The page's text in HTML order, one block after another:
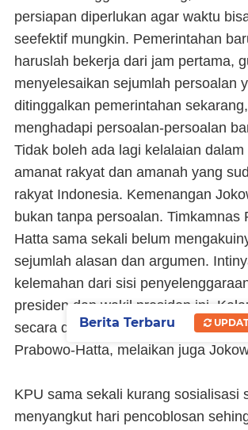
persiapan diperlukan agar waktu
seefektif mungkin. Pemerintahan
haruslah bekerja dari jam pertama,
menyelesaikan sejumlah persoalan
ditinggalkan pemerintahan
menghadapi persoalan-persoalan
Tidak boleh ada lagi kelalaian
amanat rakyat dan amanah yang
rakyat Indonesia. Kemenangan
bukan tanpa persoalan. Timkamnas
Hatta sama sekali belum
sejumlah alasan dan argumen.
kelemahan dari sisi
presiden dan wakil presiden ini.
secara detail, pihak yang dirugikan
Prabowo-Hatta, melaikan juga
KPU sama sekali kurang sosialisasi
menyangkut hari pencoblosan
Berita Terbaru